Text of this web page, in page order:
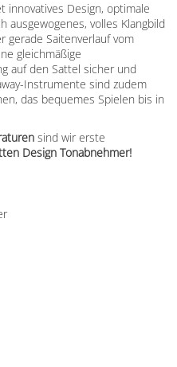
innovatives Design, optimale
ausgewogenes, volles Klangbild
gerade Saitenverlauf vom
gleichmäßige
auf den Sattel sicher und
Instrumente sind zudem
das bequemes Spielen bis in
sind wir erste
Design Tonabnehmer!